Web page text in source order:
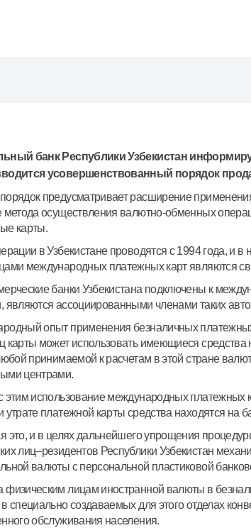
ссылки
вопросы
в соцсетях
банк Республики Узбекистан
усовершенствованный порядок
предусматривает расширение
метода осуществления валютно-обменных
карты.
в Узбекистане проводятся с 1994 года,
международных платежных карт являются
банки Узбекистана подключены к
являются ассоциированными членами таких
опыт применения безналичных платежных
карты может использовать имеющиеся средства
принимаемой к расчетам в этой стране
центрами.
этим использование международных платежных
утрате платежной карты средства находятся на
это, и в целях дальнейшего упрощения
лиц–резидентов Республики Узбекистан
валюты с персональной пластиковой
физическим лицам иностранной валюты в
специально создаваемых для этого отделах
обслуживания населения.